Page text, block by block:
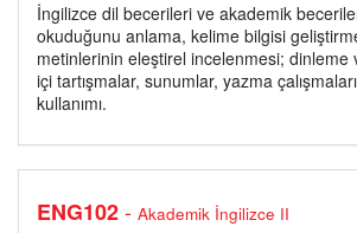
İngilizce dil becerileri ve akademik
okuduğunu anlama, kelime bilgisi
metinlerinin eleştirel incelenmesi; dinleme
içi tartışmalar, sunumlar, yazma
kullanımı.
ENG102- Akademik İngilizce II